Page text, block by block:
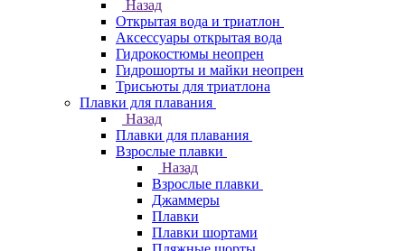
Назад
Открытая вода и триатлон
Аксессуары открытая вода
Гидрокостюмы неопрен
Гидрошорты и майки неопрен
Трисьюты для триатлона
Плавки для плавания
Назад
Плавки для плавания
Взрослые плавки
Назад
Взрослые плавки
Джаммеры
Плавки
Плавки шортами